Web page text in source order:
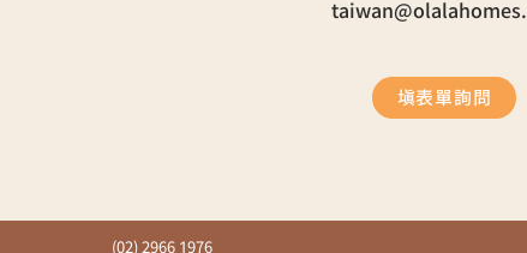
填表單詢問
(02) 2966 1976